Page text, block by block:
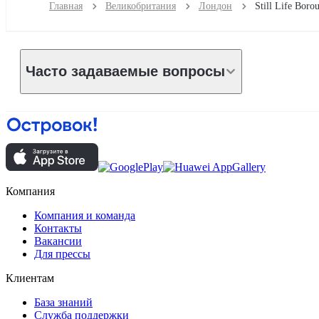
Главная Великобритания Лондон Still Life
Часто задаваемые вопросы
Компания
Компания и команда
Контакты
Вакансии
Для прессы
Клиентам
База знаний
Служба поддержки